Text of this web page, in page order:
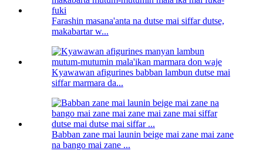
Farashin masana'anta na dutse mai siffar dutse,
makabartar w...
Kyawawan afigurines babban lambun dutse mai
siffar marmara da...
Babban zane mai launin beige mai zane mai zane
na bango mai zane ...